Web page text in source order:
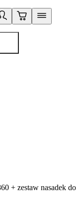
+ zestaw nasadek do